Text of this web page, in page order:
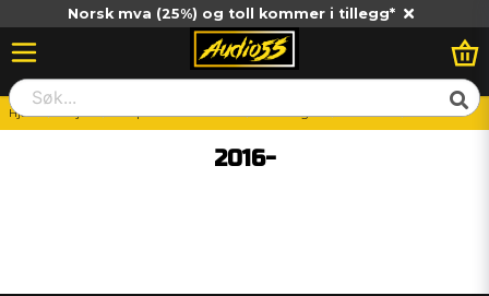
Norsk mva (25%) og toll kommer i tillegg*
Hjem Billjud Vad passar till min bil? Volkswagen Caravelle 2016-
2016-